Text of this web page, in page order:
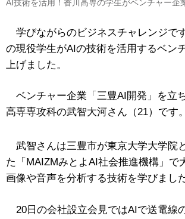
AI技術を活用！香川高専の学生がベンチャー企
学びながらのビジネスチャレンジ
の現役学生がAIの技術を活用するベン
上げました。
ベンチャー企業「三豊AI開発」を立
高専専攻科の武智大河さん（21）です。
武智さんは三豊市が東京大学大学院
た「MAIZMみとよAI社会推進機構」で
画像や音声を分析する技術を学びました
20日の会社設立会見ではAIで送電線